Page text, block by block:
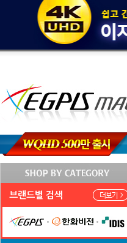
브랜드별 검색